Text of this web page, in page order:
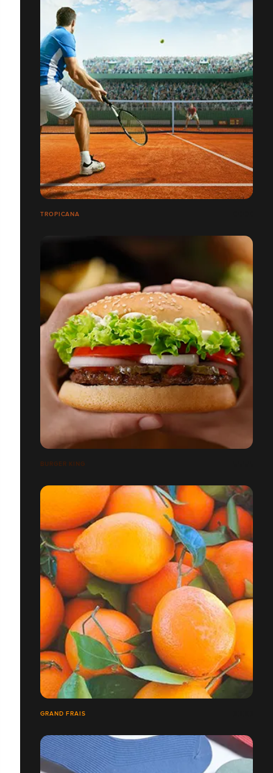
TROPICANA
BURGER KING
GRAND FRAIS